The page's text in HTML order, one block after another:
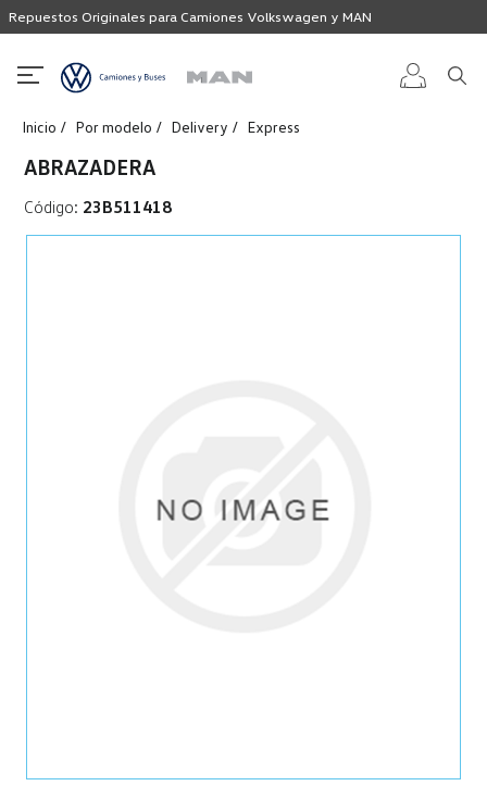
Repuestos Originales para Camiones Volkswagen y MAN
Inicio Por modelo Delivery Express
ABRAZADERA
Código: 23B511418